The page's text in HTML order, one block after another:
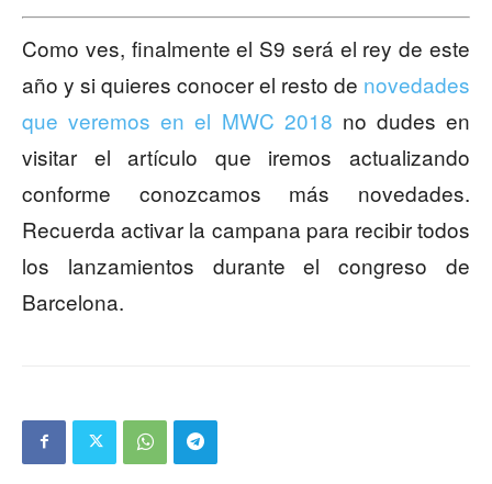
Como ves, finalmente el S9 será el rey de este
año y si quieres conocer el resto de novedades
que veremos en el MWC 2018 no dudes en
visitar el artículo que iremos actualizando
conforme conozcamos más novedades.
Recuerda activar la campana para recibir todos
los lanzamientos durante el congreso de
Barcelona.